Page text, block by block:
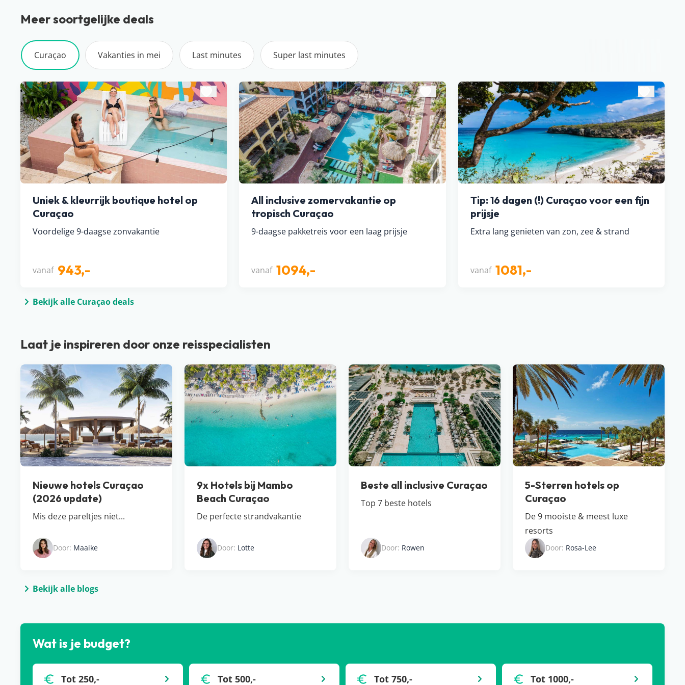
Meer soortgelijke deals
Curaçao Vakanties in mei Last minutes Super last minutes
Uniek & kleurrijk boutique hotel op
Curaçao
Voordelige 9-daagse zonvakantie
vanaf 943,-
All inclusive zomervakantie op
tropisch Curaçao
9-daagse pakketreis voor een laag prijsje
vanaf 1094,-
Tip: 16 dagen (!) Curaçao voor een fijn
prijsje
Extra lang genieten van zon, zee & strand
vanaf 1081,-
Bekijk alle Curaçao deals
Laat je inspireren door onze reisspecialisten
Nieuwe hotels Curaçao
(2026 update)
Mis deze pareltjes niet...
Door: Maaike
9x Hotels bij Mambo
Beach Curaçao
De perfecte strandvakantie
Door: Lotte
Beste all inclusive Curaçao
Top 7 beste hotels
Door: Rowen
5-Sterren hotels op
Curaçao
De 9 mooiste & meest luxe
resorts
Door: Rosa-Lee
Bekijk alle blogs
Wat is je budget?
Tot 250,- Tot 500,- Tot 750,- Tot 1000,-